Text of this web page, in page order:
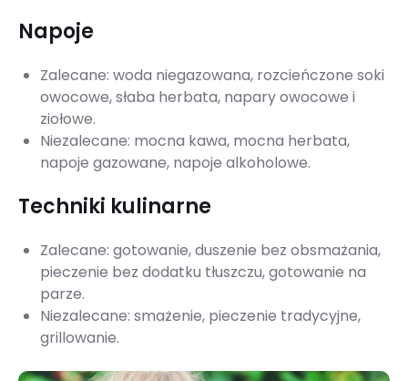
Napoje
Zalecane: woda niegazowana, rozcieńczone soki
owocowe, słaba herbata, napary owocowe i
ziołowe.
Niezalecane: mocna kawa, mocna herbata,
napoje gazowane, napoje alkoholowe.
Techniki kulinarne
Zalecane: gotowanie, duszenie bez obsmażania,
pieczenie bez dodatku tłuszczu, gotowanie na
parze.
Niezalecane: smażenie, pieczenie tradycyjne,
grillowanie.